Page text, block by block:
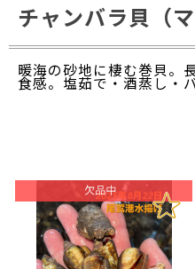
チャンバラ貝（マ
暖海の砂地に棲む巻貝。
食感。塩茹で・酒蒸し・